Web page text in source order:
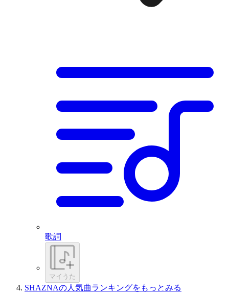
歌詞
マイうた
SHAZNAの人気曲ランキングをもっとみる